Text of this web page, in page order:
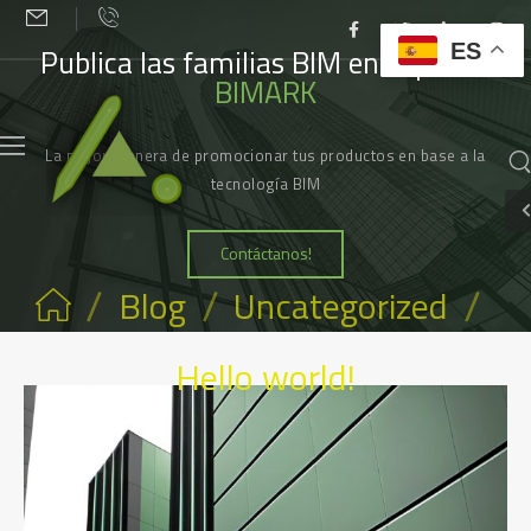
/ Blog / Uncategorized /
Hello world!
Publica las familias BIM en el portal
BIMARK
La mejor manera de promocionar tus productos en base a la
tecnología BIM
Contáctanos!
ES